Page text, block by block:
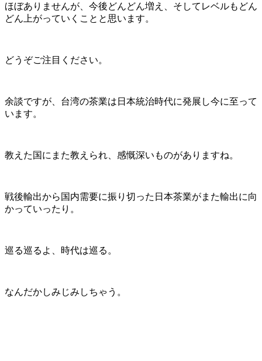
ほぼありませんが、今後どんどん増え、そしてレベルもどん
どん上がっていくことと思います。
どうぞご注目ください。
余談ですが、台湾の茶業は日本統治時代に発展し今に至って
います。
教えた国にまた教えられ、感慨深いものがありますね。
戦後輸出から国内需要に振り切った日本茶業がまた輸出に向
かっていったり。
巡る巡るよ、時代は巡る。
なんだかしみじみしちゃう。